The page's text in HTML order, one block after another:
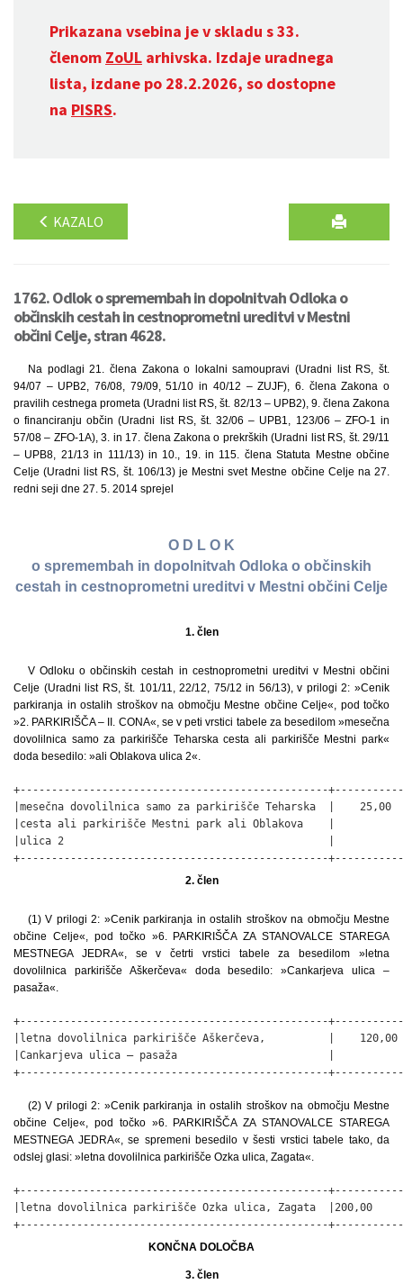
Prikazana vsebina je v skladu s 33.
členom ZoUL arhivska. Izdaje uradnega
lista, izdane po 28.2.2026, so dostopne
na PISRS.
KAZALO
1762. Odlok o spremembah in dopolnitvah Odloka o
občinskih cestah in cestnoprometni ureditvi v Mestni
občini Celje, stran 4628.
Na podlagi 21. člena Zakona o lokalni samoupravi (Uradni list RS, št.
94/07 – UPB2, 76/08, 79/09, 51/10 in 40/12 – ZUJF), 6. člena Zakona o
pravilih cestnega prometa (Uradni list RS, št. 82/13 – UPB2), 9. člena Zakona
o financiranju občin (Uradni list RS, št. 32/06 – UPB1, 123/06 – ZFO-1 in
57/08 – ZFO-1A), 3. in 17. člena Zakona o prekrških (Uradni list RS, št. 29/11
– UPB8, 21/13 in 111/13) in 10., 19. in 115. člena Statuta Mestne občine
Celje (Uradni list RS, št. 106/13) je Mestni svet Mestne občine Celje na 27.
redni seji dne 27. 5. 2014 sprejel
O D L O K
o spremembah in dopolnitvah Odloka o občinskih
cestah in cestnoprometni ureditvi v Mestni občini Celje
1. člen
V Odloku o občinskih cestah in cestnoprometni ureditvi v Mestni občini
Celje (Uradni list RS, št. 101/11, 22/12, 75/12 in 56/13), v prilogi 2: »Cenik
parkiranja in ostalih stroškov na območju Mestne občine Celje«, pod točko
»2. PARKIRIŠČA – II. CONA«, se v peti vrstici tabele za besedilom »mesečna
dovolilnica samo za parkirišče Teharska cesta ali parkirišče Mestni park«
doda besedilo: »ali Oblakova ulica 2«.
+-------------------------------------------------
|mesečna dovolilnica samo za parkirišče Teharska  |
|cesta ali parkirišče Mestni park ali Oblakova    |
|ulica 2                                          |
+-------------------------------------------------
2. člen
(1) V prilogi 2: »Cenik parkiranja in ostalih stroškov na območju Mestne
občine Celje«, pod točko »6. PARKIRIŠČA ZA STANOVALCE STAREGA
MESTNEGA JEDRA«, se v četrti vrstici tabele za besedilom »letna
dovolilnica parkirišče Aškerčeva« doda besedilo: »Cankarjeva ulica –
pasaža«.
+-------------------------------------------------
|letna dovolilnica parkirišče Aškerčeva,          |
|Cankarjeva ulica – pasaža                        |
+-------------------------------------------------
(2) V prilogi 2: »Cenik parkiranja in ostalih stroškov na območju Mestne
občine Celje«, pod točko »6. PARKIRIŠČA ZA STANOVALCE STAREGA
MESTNEGA JEDRA«, se spremeni besedilo v šesti vrstici tabele tako, da
odslej glasi: »letna dovolilnica parkirišče Ozka ulica, Zagata«.
+-------------------------------------------------
|letna dovolilnica parkirišče Ozka ulica, Zagata  |200,00
+-------------------------------------------------
KONČNA DOLOČBA
3. člen